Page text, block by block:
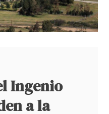
Ingenio
a la